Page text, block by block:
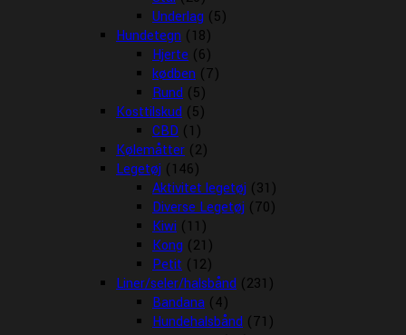
Underlag (5)
Hundetegn (18)
Hjerte (6)
kødben (7)
Rund (5)
Kosttilskud (5)
CBD (1)
Kølemåtter (2)
Legetøj (146)
Aktivitet legetøj (31)
Diverse Legetøj (70)
Kiwi (11)
Kong (21)
Petit (12)
Liner/seler/halsbånd (231)
Bandana (4)
Hundehalsbånd (71)